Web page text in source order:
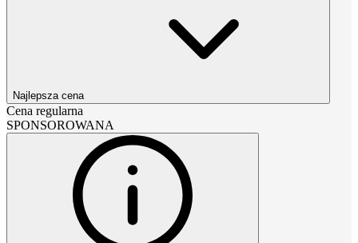
Najlepsza cena
Cena regularna
SPONSOROWANA